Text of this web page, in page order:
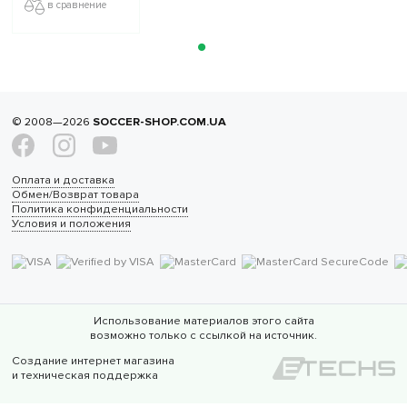
в сравнение
© 2008—2026 SOCCER-SHOP.COM.UA
Оплата и доставка
Обмен/Возврат товара
Политика конфиденциальности
Условия и положения
Использование материалов этого сайта
возможно только с ссылкой на источник.
Создание интернет магазина
и техническая поддержка